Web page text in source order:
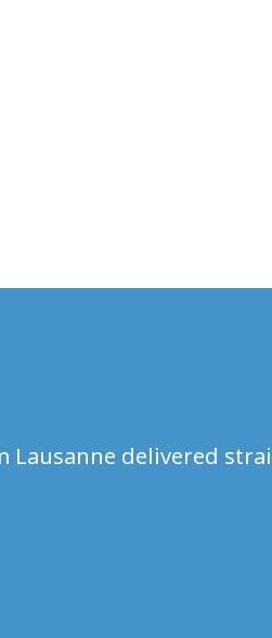
Lausanne delivered